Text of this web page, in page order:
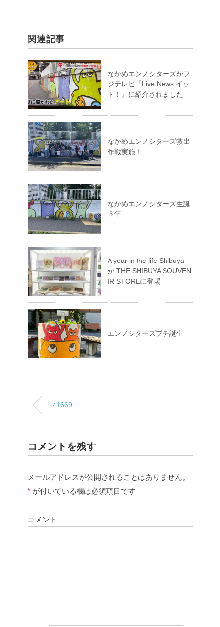
関連記事
なかめエンノシターズがフ
ジテレビ『Live News イッ
ト！』に紹介されました
なかめエンノシターズ救出
作戦実施！
なかめエンノシターズ生誕
５年
A year in the life Shibuya
が THE SHIBUYA SOUVEN
IR STOREに登場
エンノシターズプチ誕生
41669
コメントを残す
メールアドレスが公開されることはありません。
* が付いている欄は必須項目です
コメント